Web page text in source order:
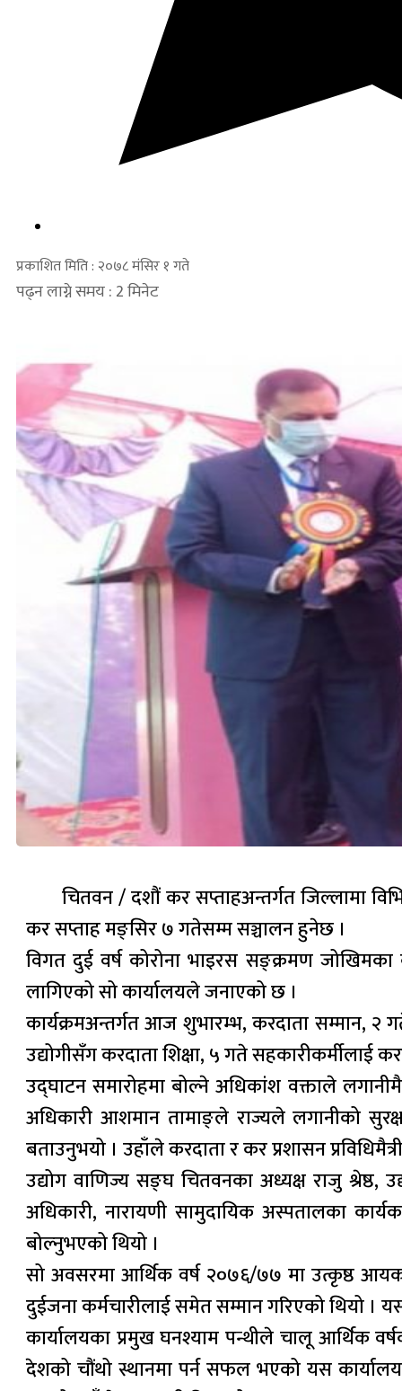
प्रकाशित मिति : २०७८ मंसिर १ गते
पढ्न लाग्ने समय : 2 मिनेट
चितवन / दशौं कर सप्ताहअन्तर्गत जिल्लामा
कर सप्ताह मङ्सिर ७ गतेसम्म सञ्चालन हुनेछ ।
विगत दुई वर्ष कोरोना भाइरस सङ्क्रमण
लागिएको सो कार्यालयले जनाएको छ ।
कार्यक्रमअन्तर्गत आज शुभारम्भ, करदाता सम्मान, २
उद्योगीसँग करदाता शिक्षा, ५ गते सहकारीकर्मीलाई
उद्घाटन समारोहमा बोल्ने अधिकांश वक्ताले
अधिकारी आशमान तामाङ्ले राज्यले लगानीको
बताउनुभयो । उहाँले करदाता र कर प्रशासन
उद्योग वाणिज्य सङ्घ चितवनका अध्यक्ष राजु
अधिकारी, नारायणी सामुदायिक अस्पतालका
बोल्नुभएको थियो ।
सो अवसरमा आर्थिक वर्ष २०७६/७७ मा उत्कृष्ठ
दुईजना कर्मचारीलाई समेत सम्मान गरिएको थियो ।
कार्यालयका प्रमुख घनश्याम पन्थीले चालू आर्थिक
देशको चौंथो स्थानमा पर्न सफल भएको यस